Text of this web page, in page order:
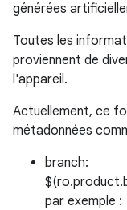
générées
Toutes les
proviennent de
l'appareil.
Actuellement, ce
métadonnées
branch:
par exemple :